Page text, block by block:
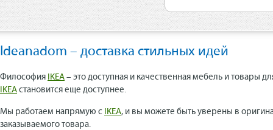
Ideanadom – доставка стильных идей
Философия IKEA – это доступная и качественная мебель и товары
IKEA становится еще доступнее.
Мы работаем напрямую с IKEA, и вы можете быть уверены в
заказываемого товара.